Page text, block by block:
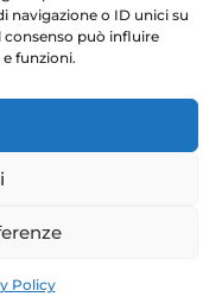
navigazione o ID unici su
consenso può influire
funzioni.
Policy
t
u
b
e
t
s
a
p
Maria Vittoria. Tutti i
10 – Fiano Romano
17130191004
e Condizioni